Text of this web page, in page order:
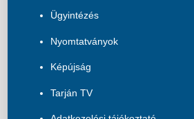
Ügyintézés
Nyomtatványok
Képújság
Tarján TV